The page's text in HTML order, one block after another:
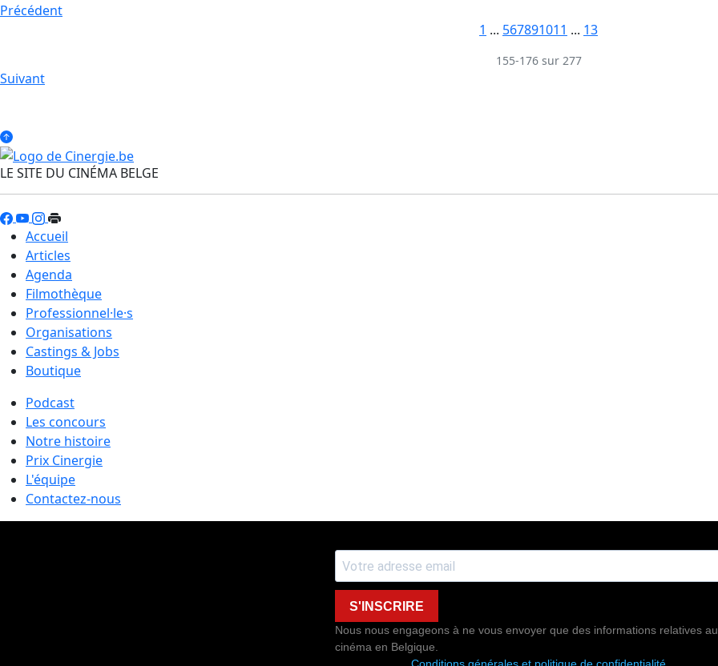
Précédent
1 ... 567891011 ... 13
155-176 sur 277
Suivant
LE SITE DU CINÉMA BELGE
Accueil
Articles
Agenda
Filmothèque
Professionnel·le·s
Organisations
Castings & Jobs
Boutique
Podcast
Les concours
Notre histoire
Prix Cinergie
L'équipe
Contactez-nous
S'INSCRIRE
Nous nous engageons à ne vous envoyer que des informations relatives au
cinéma en Belgique.